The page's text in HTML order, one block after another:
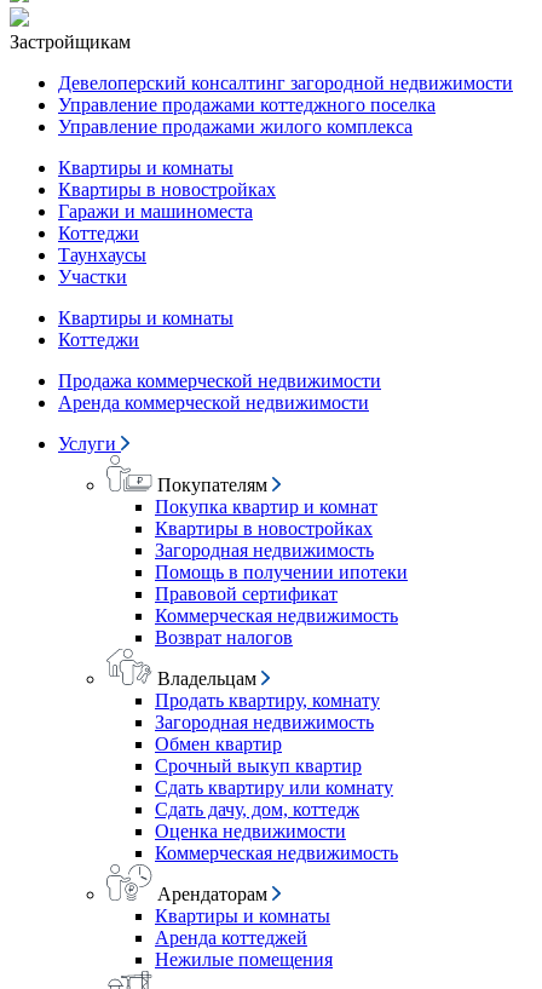
Застройщикам
Девелоперский консалтинг загородной недвижимости
Управление продажами коттеджного поселка
Управление продажами жилого комплекса
Квартиры и комнаты
Квартиры в новостройках
Гаражи и машиноместа
Коттеджи
Таунхаусы
Участки
Квартиры и комнаты
Коттеджи
Продажа коммерческой недвижимости
Аренда коммерческой недвижимости
Услуги
Покупателям
Покупка квартир и комнат
Квартиры в новостройках
Загородная недвижимость
Помощь в получении ипотеки
Правовой сертификат
Коммерческая недвижимость
Возврат налогов
Владельцам
Продать квартиру, комнату
Загородная недвижимость
Обмен квартир
Срочный выкуп квартир
Сдать квартиру или комнату
Сдать дачу, дом, коттедж
Оценка недвижимости
Коммерческая недвижимость
Арендаторам
Квартиры и комнаты
Аренда коттеджей
Нежилые помещения